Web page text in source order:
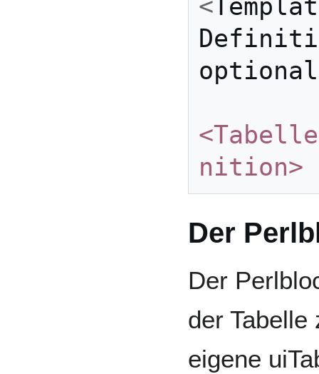
<
optional
nition>
Der
Der
der
eigene